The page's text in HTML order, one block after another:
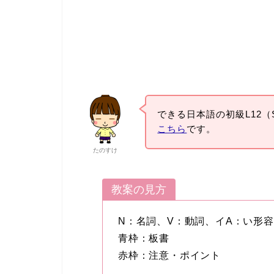
たのすけ
できる日本語の初級L12
こちら です。
教案の見方
N：名詞、V：動詞、イA：い形
青枠：板書
赤枠：注意・ポイント